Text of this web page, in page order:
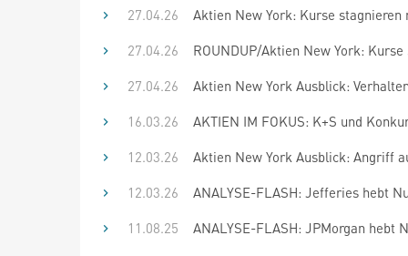
27.04.26
Aktien New York: Kurse
27.04.26
ROUNDUP/Aktien New York:
27.04.26
Aktien New York Ausblick:
16.03.26
AKTIEN IM FOKUS: K+S und
12.03.26
Aktien New York Ausblick: Angriff
12.03.26
ANALYSE-FLASH: Jefferies hebt
11.08.25
ANALYSE-FLASH: JPMorgan